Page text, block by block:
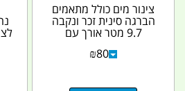
צינור מים כולל מתאמים
הברגה סינית זכר ונקבה
9.7 מטר אורך עם
מחברים קמפינג לייף
₪80